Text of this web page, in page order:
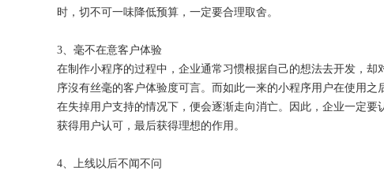
时，切不可一味降低预算，一定要合理取舍。
3、毫不在意客户体验
在制作小程序的过程中，企业通常习惯根据自己的想法去开发，
序沒有丝毫的客户体验度可言。而如此一来的小程序用户在使用
在失掉用户支持的情况下，便会逐渐走向消亡。因此，企业一定
获得用户认可，最后获得理想的作用。
4、上线以后不闻不问